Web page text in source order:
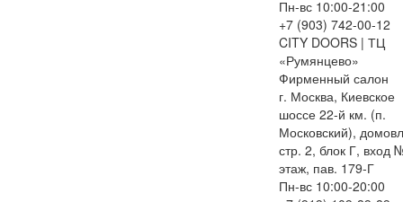
Пн-вс 10:00-21:00
+7 (903) 742-00-12
CITY DOORS | ТЦ
«Румянцево»
Фирменный салон
г. Москва, Киевское
шоссе 22-й км. (п.
Московский),
стр. 2, блок Г, вход
этаж, пав. 179-Г
Пн-вс 10:00-20:00